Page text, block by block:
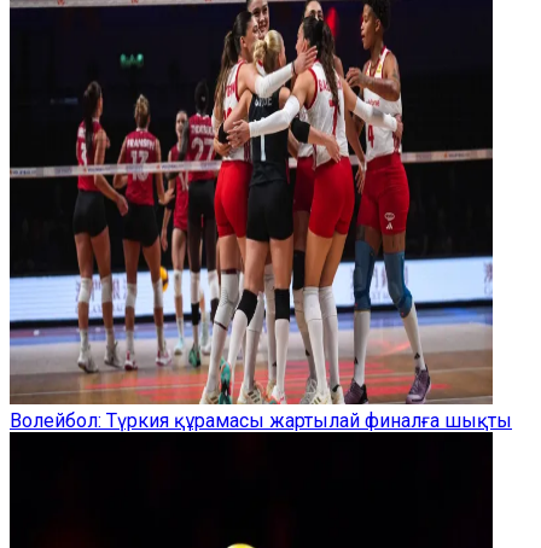
Волейбол: Түркия құрамасы жартылай финалға шықты